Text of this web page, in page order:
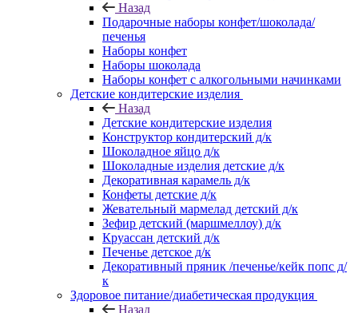
Назад
Подарочные наборы конфет/шоколада/
печенья
Наборы конфет
Наборы шоколада
Наборы конфет с алкогольными начинками
Детские кондитерские изделия
Назад
Детские кондитерские изделия
Конструктор кондитерский д/к
Шоколадное яйцо д/к
Шоколадные изделия детские д/к
Декоративная карамель д/к
Конфеты детские д/к
Жевательный мармелад детский д/к
Зефир детский (маршмеллоу) д/к
Круассан детский д/к
Печенье детское д/к
Декоративный пряник /печенье/кейк попс д/
к
Здоровое питание/диабетическая продукция
Назад